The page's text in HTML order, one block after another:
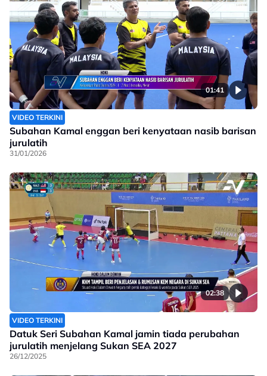
01:41
VIDEO TERKINI
Subahan Kamal enggan beri kenyataan nasib barisan
jurulatih
31/01/2026
02:38
VIDEO TERKINI
Datuk Seri Subahan Kamal jamin tiada perubahan
jurulatih menjelang Sukan SEA 2027
26/12/2025